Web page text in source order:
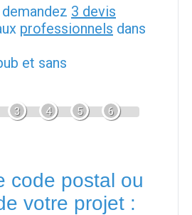
3 devis
professionnels dans
et sans
3 4 5 6
code postal ou
votre projet :